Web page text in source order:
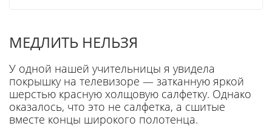
МЕДЛИТЬ НЕЛЬЗЯ
У одной нашей учительницы я увидела
покрышку на телевизоре — затканную яркой
шерстью красную холщовую салфетку. Однако
оказалось, что это не салфетка, а сшитые
вместе концы широкого полотенца.